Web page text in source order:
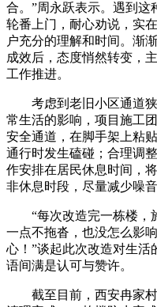
合。”周永跃表示。遇到这
轮番上门，耐心劝说，实
户充分的理解和时间。渐
成效后，态度悄然转变，
工作推进。
考虑到老旧小区通道狭
常生活的影响，项目施工
安全通道，在脚手架上粘
通行时发生磕碰；合理调
作安排在居民休息时间，
非休息时段，尽量减少噪音
“每次改造完一栋楼，施
一点不拖沓，也没怎么影
心！”谈起此次改造对生
语间满是认可与赞许。
截至目前，西安冉家村